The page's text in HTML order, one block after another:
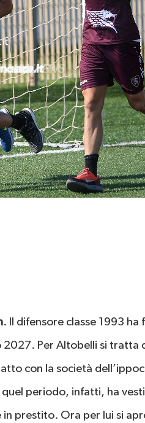
. Il difensore classe 1993 ha
Per Altobelli si tratta
con la società
periodo, infatti, ha
prestito. Ora per lui si